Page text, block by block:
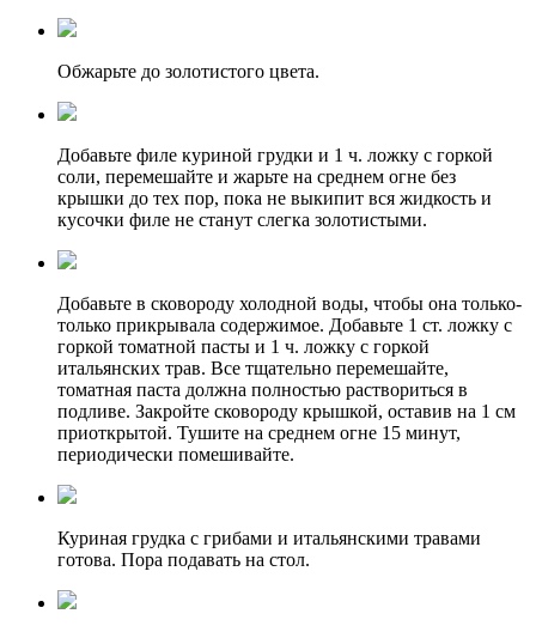
Обжарьте до золотистого цвета.
Добавьте филе куриной грудки и 1 ч. ложку с горкой
соли, перемешайте и жарьте на среднем огне без
крышки до тех пор, пока не выкипит вся жидкость и
кусочки филе не станут слегка золотистыми.
Добавьте в сковороду холодной воды, чтобы она только-
только прикрывала содержимое. Добавьте 1 ст. ложку с
горкой томатной пасты и 1 ч. ложку с горкой
итальянских трав. Все тщательно перемешайте,
томатная паста должна полностью раствориться в
подливе. Закройте сковороду крышкой, оставив на 1 см
приоткрытой. Тушите на среднем огне 15 минут,
периодически помешивайте.
Куриная грудка с грибами и итальянскими травами
готова. Пора подавать на стол.